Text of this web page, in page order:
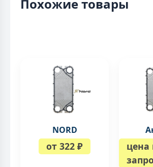
Похожие товары
NORD
от 322 ₽
цена